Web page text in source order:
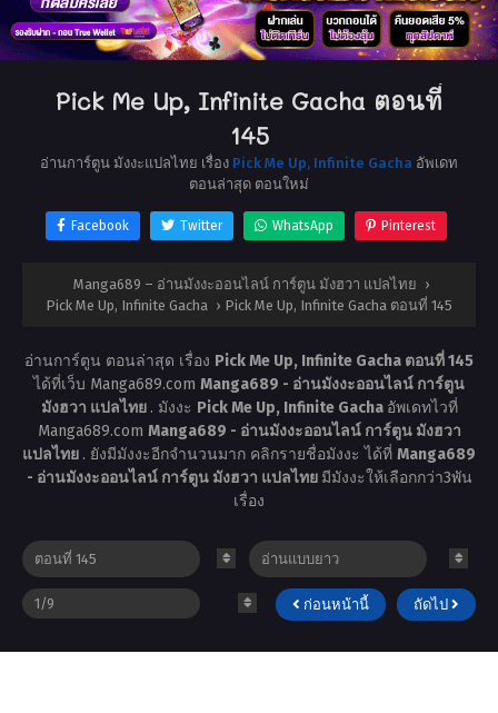
Pick Me Up, Infinite Gacha ตอนที่
145
อ่านการ์ตูน มังงะแปลไทย เรื่อง Pick Me Up, Infinite Gacha อัพเดท
ตอนล่าสุด ตอนใหม่
Facebook Twitter WhatsApp Pinterest
Manga689 – อ่านมังงะออนไลน์ การ์ตูน มังฮวา แปลไทย ›
Pick Me Up, Infinite Gacha › Pick Me Up, Infinite Gacha ตอนที่ 145
อ่านการ์ตูน ตอนล่าสุด เรื่อง Pick Me Up, Infinite Gacha ตอนที่ 145
ได้ที่เว็บ Manga689.com Manga689 - อ่านมังงะออนไลน์ การ์ตูน
มังฮวา แปลไทย . มังงะ Pick Me Up, Infinite Gacha อัพเดทไวที่
Manga689.com Manga689 - อ่านมังงะออนไลน์ การ์ตูน มังฮวา
แปลไทย . ยังมีมังงะอีกจำนวนมาก คลิกรายชื่อมังงะ ได้ที่ Manga689
- อ่านมังงะออนไลน์ การ์ตูน มังฮวา แปลไทย มีมังงะให้เลือกกว่า3พัน
เรื่อง
ก่อนหน้านี้ ถัดไป